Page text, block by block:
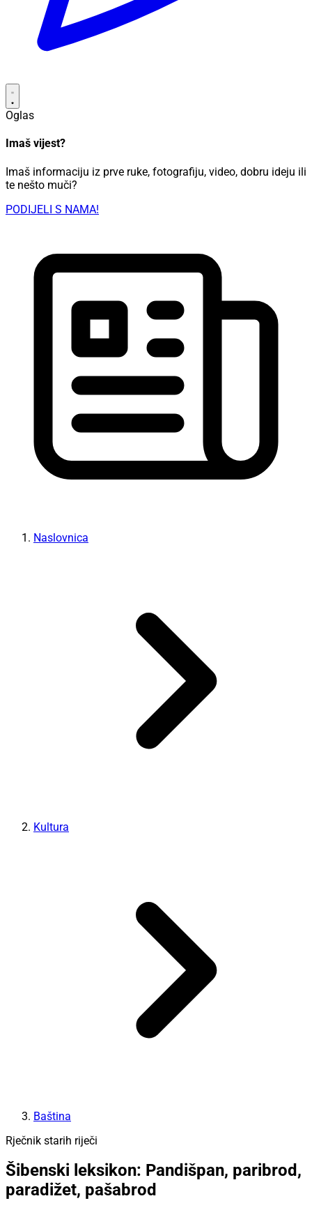
Oglas
Imaš vijest?
Imaš informaciju iz prve ruke, fotografiju, video, dobru ideju ili
te nešto muči?
PODIJELI S NAMA!
Naslovnica
Kultura
Baština
Rječnik starih riječi
Šibenski leksikon: Pandišpan, paribrod,
paradižet, pašabrod